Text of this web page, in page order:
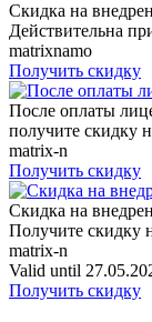
Скидка на
Действительна
matrixnamo
Получить скидку
После оплаты
получите скидку
matrix-n
Получить скидку
Скидка на
Получите скидку
matrix-n
Valid until
Получить скидку